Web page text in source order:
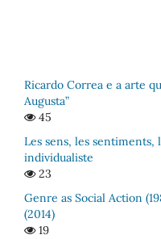
Ricardo Correa e a arte
Augusta”
45
Les sens, les
individualiste
23
Genre as Social Action
(2014)
19